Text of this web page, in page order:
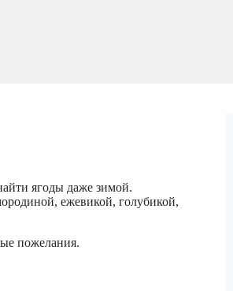
ягоды даже зимой.
ежевикой, голубикой,
пожелания.